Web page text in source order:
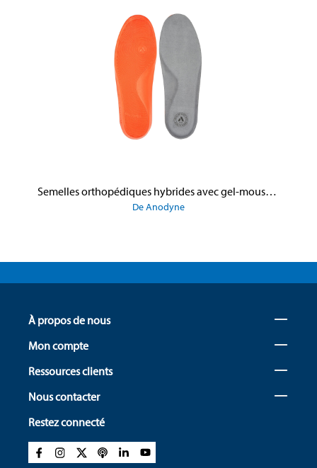
Semelles orthopédiques hybrides avec gel-mousse pour hommes n° 2
De Anodyne
À propos de nous
Mon compte
Ressources clients
Nous contacter
Restez connecté